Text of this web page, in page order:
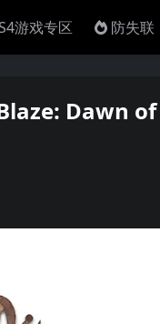
游戏专区 防失联
Dawn